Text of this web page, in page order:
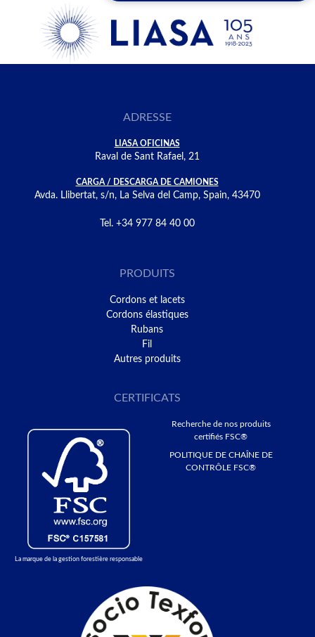
ADRESSE
LIASA OFICINAS
Raval de Sant Rafael, 21
CARGA / DESCARGA DE CAMIONES
Avda. Llibertat, s/n, La Selva del Camp, Spain, 43470
Tel. +34 977 84 40 00
PRODUITS
Cordons et lacets
Cordons élastiques
Rubans
Fil
Autres produits
CERTIFICATS
Recherche de nos produits
certifiés FSC®
POLITIQUE DE CHAÎNE DE
CONTRÔLE FSC®
La marque de la gestion forestière responsable